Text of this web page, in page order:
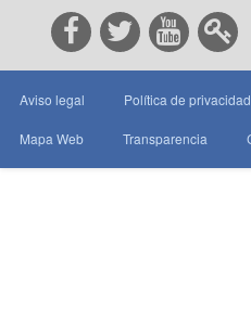
Aviso legal Política de privacidad
Mapa Web Transparencia